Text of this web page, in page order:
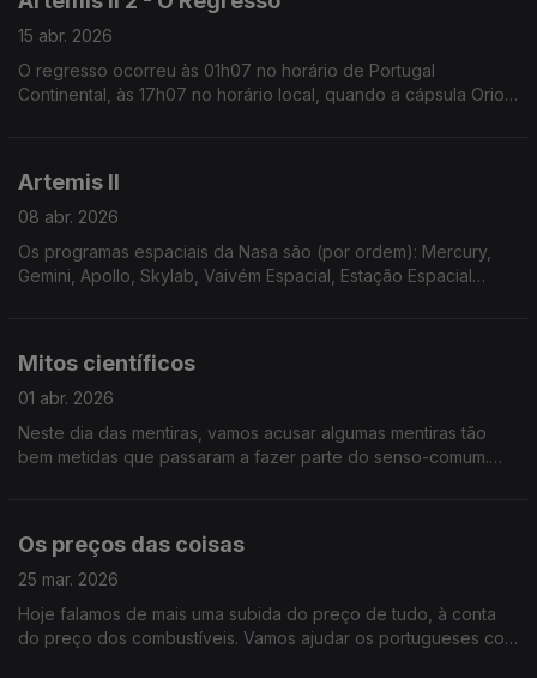
15 abr. 2026
O regresso ocorreu às 01h07 no horário de Portugal
Continental, às 17h07 no horário local, quando a cápsula Orion
Artemis II
08 abr. 2026
Os programas espaciais da Nasa são (por ordem): Mercury,
Gemini, Apollo, Skylab, Vaivém Espacial, Estação Espacial
Mitos científicos
01 abr. 2026
Neste dia das mentiras, vamos acusar algumas mentiras tão
bem metidas que passaram a fazer parte do senso-comum.
Os preços das coisas
25 mar. 2026
Hoje falamos de mais uma subida do preço de tudo, à conta
do preço dos combustíveis. Vamos ajudar os portugueses com